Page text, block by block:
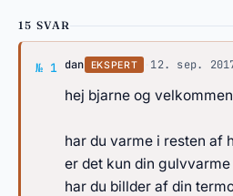
15 SVAR
№ 1 Svar af dan
dan EKSPERT 12. sep.
hej bjarne og
har du varme i resten af
er det kun din
har du billder af din